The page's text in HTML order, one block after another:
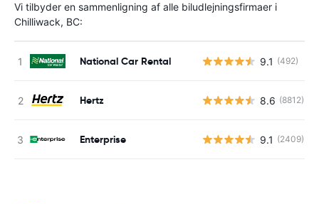
Vi tilbyder en sammenligning af alle biludlejningsfirmaer i
Chilliwack, BC:
National Car Rental 9.1 (492)
Hertz 8.6 (8812)
Enterprise 9.1 (2409)